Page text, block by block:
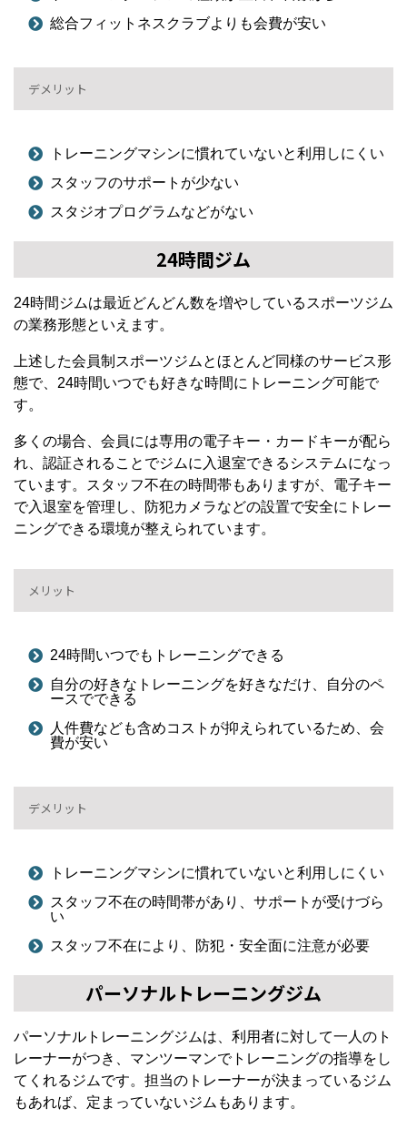
総合フィットネスクラブよりも会費が安い
デメリット
トレーニングマシンに慣れていないと利用しにくい
スタッフのサポートが少ない
スタジオプログラムなどがない
24時間ジム
24時間ジムは最近どんどん数を増やしているスポーツジム
の業務形態といえます。
上述した会員制スポーツジムとほとんど同様のサービス形
態で、24時間いつでも好きな時間にトレーニング可能で
す。
多くの場合、会員には専用の電子キー・カードキーが配ら
れ、認証されることでジムに入退室できるシステムになっ
ています。スタッフ不在の時間帯もありますが、電子キー
で入退室を管理し、防犯カメラなどの設置で安全にトレー
ニングできる環境が整えられています。
メリット
24時間いつでもトレーニングできる
自分の好きなトレーニングを好きなだけ、自分のペ
ースでできる
人件費なども含めコストが抑えられているため、会
費が安い
デメリット
トレーニングマシンに慣れていないと利用しにくい
スタッフ不在の時間帯があり、サポートが受けづら
い
スタッフ不在により、防犯・安全面に注意が必要
パーソナルトレーニングジム
パーソナルトレーニングジムは、利用者に対して一人のト
レーナーがつき、マンツーマンでトレーニングの指導をし
てくれるジムです。担当のトレーナーが決まっているジム
もあれば、定まっていないジムもあります。